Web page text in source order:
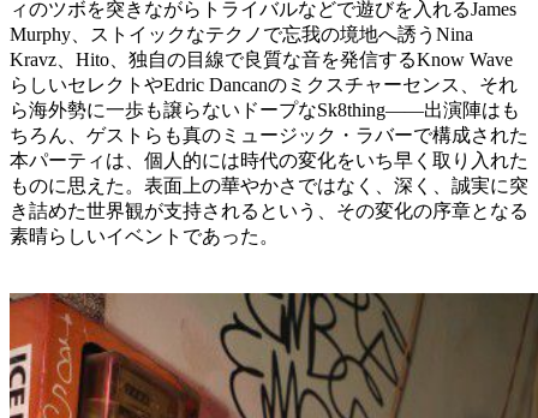
ィのツボを突きながらトライバルなどで遊びを入れるJames
Murphy、ストイックなテクノで忘我の境地へ誘うNina
Kravz、Hito、独自の目線で良質な音を発信するKnow Wave
らしいセレクトやEdric Dancanのミクスチャーセンス、それ
ら海外勢に一歩も譲らないドープなSk8thing——出演陣はも
ちろん、ゲストらも真のミュージック・ラバーで構成された
本パーティは、個人的には時代の変化をいち早く取り入れた
ものに思えた。表面上の華やかさではなく、深く、誠実に突
き詰めた世界観が支持されるという、その変化の序章となる
素晴らしいイベントであった。